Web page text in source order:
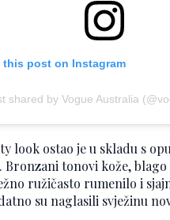
this post on Instagram
shared by Vogue Australia
look ostao je u skladu s
Bronzani tonovi kože,
ružičasto rumenilo i
su naglasili svježinu